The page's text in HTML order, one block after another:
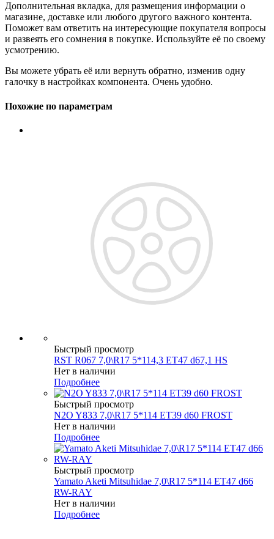
Дополнительная вкладка, для размещения информации о
магазине, доставке или любого другого важного контента.
Поможет вам ответить на интересующие покупателя вопросы
и развеять его сомнения в покупке. Используйте её по своему
усмотрению.
Вы можете убрать её или вернуть обратно, изменив одну
галочку в настройках компонента. Очень удобно.
Похожие по параметрам
Быстрый просмотр
RST R067 7,0\R17 5*114,3 ET47 d67,1 HS
Нет в наличии
Подробнее
Быстрый просмотр
N2O Y833 7,0\R17 5*114 ET39 d60 FROST
Нет в наличии
Подробнее
Быстрый просмотр
Yamato Aketi Mitsuhidae 7,0\R17 5*114 ET47 d66
RW-RAY
Нет в наличии
Подробнее